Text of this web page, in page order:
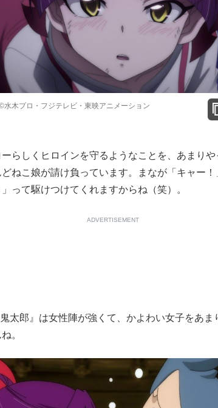
水木プロ・フジテレビ・東映アニメーション
らしくヒロインを守るようなことを、あまりや
ねこ娘が請け負っています。まなが「キャー！
って駆けつけてくれますからね（笑）。
ADVERTISEMENT
郎』は女性陣が強くて、かよわい女子をあま
。